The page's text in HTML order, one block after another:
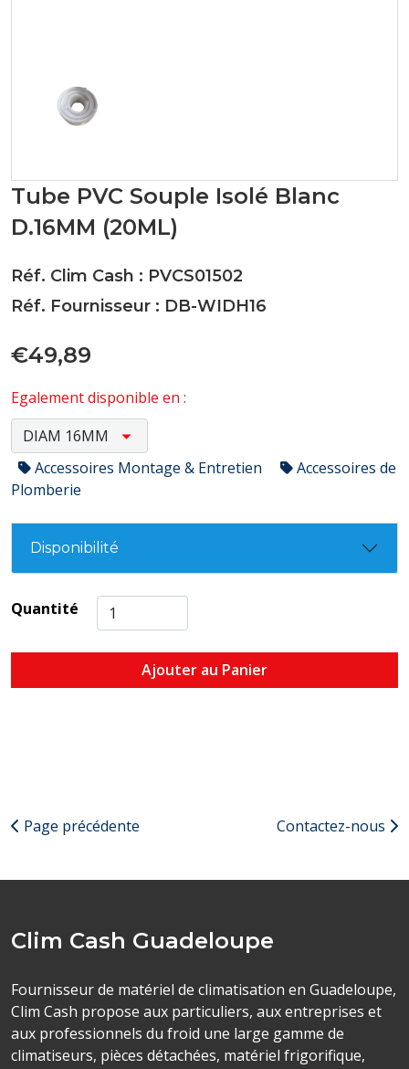
Tube PVC Souple Isolé Blanc
D.16MM (20ML)
Réf. Clim Cash : PVCS01502
Réf. Fournisseur : DB-WIDH16
€49,89
Egalement disponible en :
Accessoires Montage & Entretien
Accessoires de
Plomberie
Disponibilité
Quantité
Ajouter au Panier
Page précédente Contactez-nous
Clim Cash Guadeloupe
Fournisseur de matériel de climatisation en Guadeloupe,
Clim Cash propose aux particuliers, aux entreprises et
aux professionnels du froid une large gamme de
climatiseurs, pièces détachées, matériel frigorifique,